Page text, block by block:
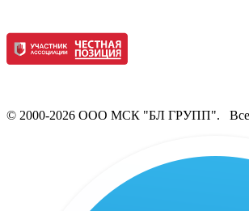
© 2000-2026 ООО МСК "БЛ ГРУПП". Все